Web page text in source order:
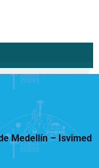
y
Medellín –Isvimed